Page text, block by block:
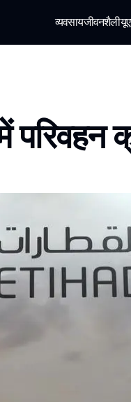
व्यवसायजीवनशैली
परिवहन